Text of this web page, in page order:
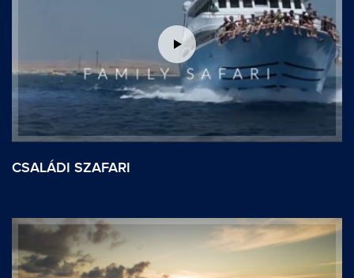
CSALÁDI SZAFARI